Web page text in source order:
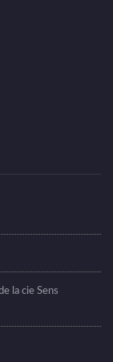
la cie Sens